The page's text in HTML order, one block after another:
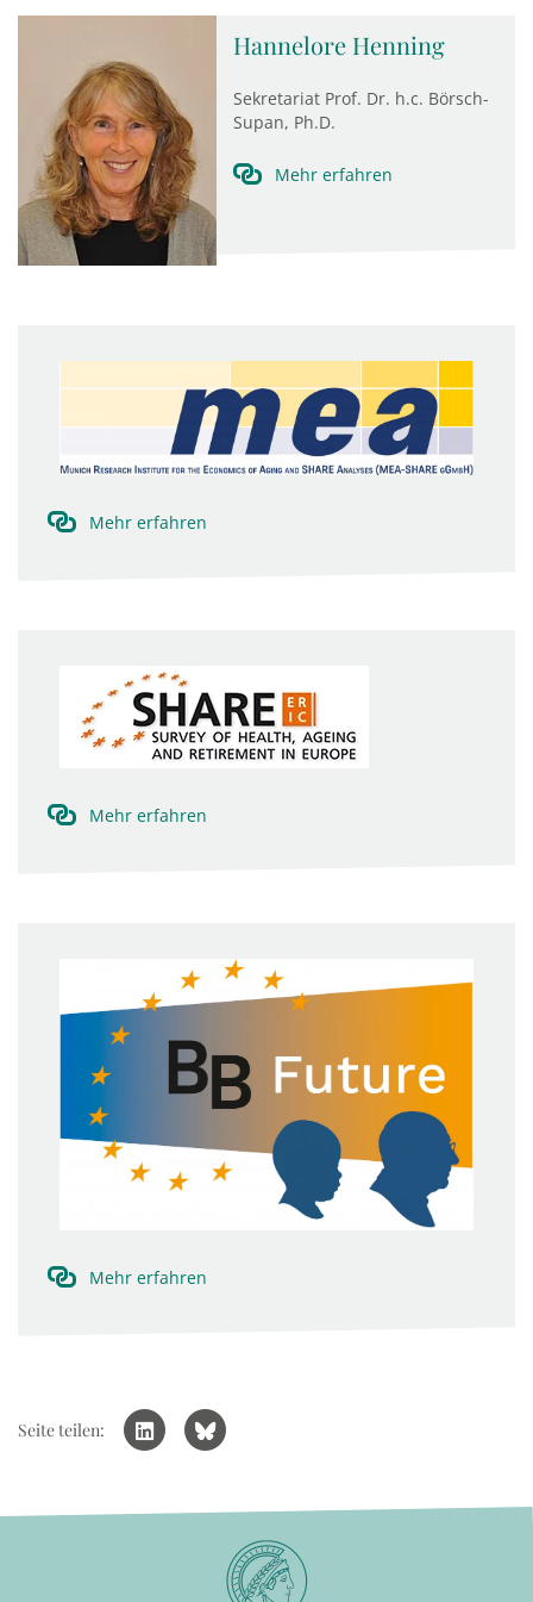
Hannelore Henning
Sekretariat Prof. Dr. h.c. Börsch-
Supan, Ph.D.
Mehr erfahren
Mehr erfahren
Mehr erfahren
Mehr erfahren
Seite teilen: